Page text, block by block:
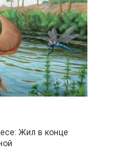
0
Жил в конце